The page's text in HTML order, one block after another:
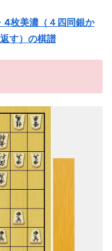
4枚美濃（４四同銀か
す）の棋譜